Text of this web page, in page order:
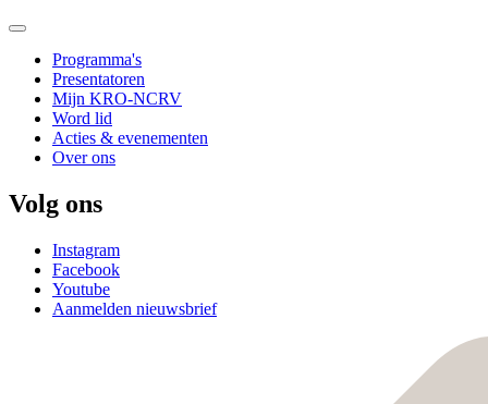
Programma's
Presentatoren
Mijn KRO-NCRV
Word lid
Acties & evenementen
Over ons
Volg ons
Instagram
Facebook
Youtube
Aanmelden nieuwsbrief